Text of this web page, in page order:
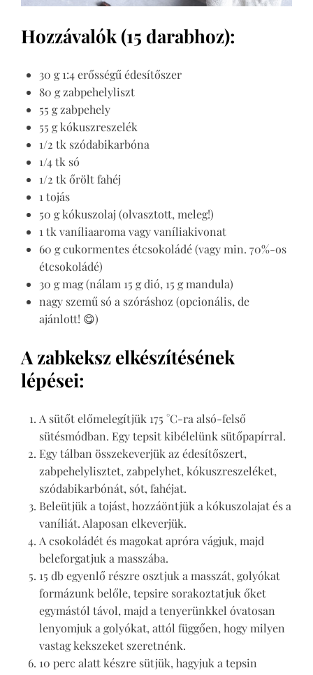
Hozzávalók (15 darabhoz):
30 g 1:4 erősségű édesítőszer
80 g zabpehelyliszt
55 g zabpehely
55 g kókuszreszelék
1/2 tk szódabikarbóna
1/4 tk só
1/2 tk őrölt fahéj
1 tojás
50 g kókuszolaj (olvasztott, meleg!)
1 tk vaníliaaroma vagy vaníliakivonat
60 g cukormentes étcsokoládé (vagy min. 70%-os
étcsokoládé)
30 g mag (nálam 15 g dió, 15 g mandula)
nagy szemű só a szóráshoz (opcionális, de
ajánlott! 😋)
A zabkeksz elkészítésének
lépései:
A sütőt előmelegítjük 175 °C-ra alsó-felső
sütésmódban. Egy tepsit kibélelünk sütőpapírral.
Egy tálban összekeverjük az édesítőszert,
zabpehelylisztet, zabpelyhet, kókuszreszeléket,
szódabikarbónát, sót, fahéjat.
Beleütjük a tojást, hozzáöntjük a kókuszolajat és a
vaníliát. Alaposan elkeverjük.
A csokoládét és magokat apróra vágjuk, majd
beleforgatjuk a masszába.
15 db egyenlő részre osztjuk a masszát, golyókat
formázunk belőle, tepsire sorakoztatjuk őket
egymástól távol, majd a tenyerünkkel óvatosan
lenyomjuk a golyókat, attól függően, hogy milyen
vastag kekszeket szeretnénk.
10 perc alatt készre sütjük, hagyjuk a tepsin